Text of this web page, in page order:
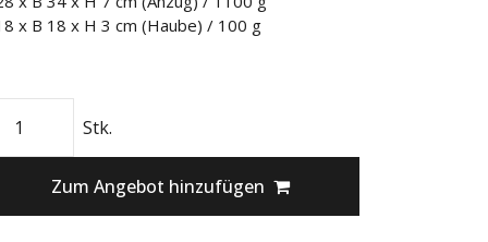
x B 18 x H 3 cm (Haube) / 100 g
Stk.
Zum Angebot hinzufügen